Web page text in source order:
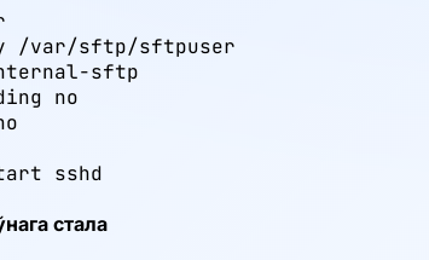
/var/sftp/sftpuser
sftp
no
sshd
стала